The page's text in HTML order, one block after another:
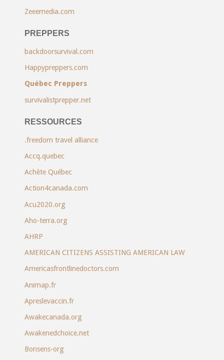
Zeeemedia.com
PREPPERS
backdoorsurvival.com
Happypreppers.com
Québec Preppers
survivalistprepper.net
RESSOURCES
.freedom travel alliance
Accq.quebec
Achète Québec
Action4canada.com
Acu2020.org
Aho-terra.org
AHRP
AMERICAN CITIZENS ASSISTING AMERICAN LAW
Americasfrontlinedoctors.com
Animap.fr
Apreslevaccin.fr
Awakecanada.org
Awakenedchoice.net
Bonsens-org